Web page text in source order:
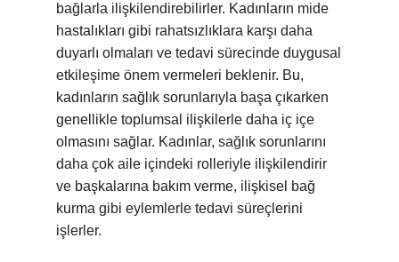
bağlarla ilişkilendirebilirler. Kadınların mide
hastalıkları gibi rahatsızlıklara karşı daha
duyarlı olmaları ve tedavi sürecinde duygusal
etkileşime önem vermeleri beklenir. Bu,
kadınların sağlık sorunlarıyla başa çıkarken
genellikle toplumsal ilişkilerle daha iç içe
olmasını sağlar. Kadınlar, sağlık sorunlarını
daha çok aile içindeki rolleriyle ilişkilendirir
ve başkalarına bakım verme, ilişkisel bağ
kurma gibi eylemlerle tedavi süreçlerini
işlerler.